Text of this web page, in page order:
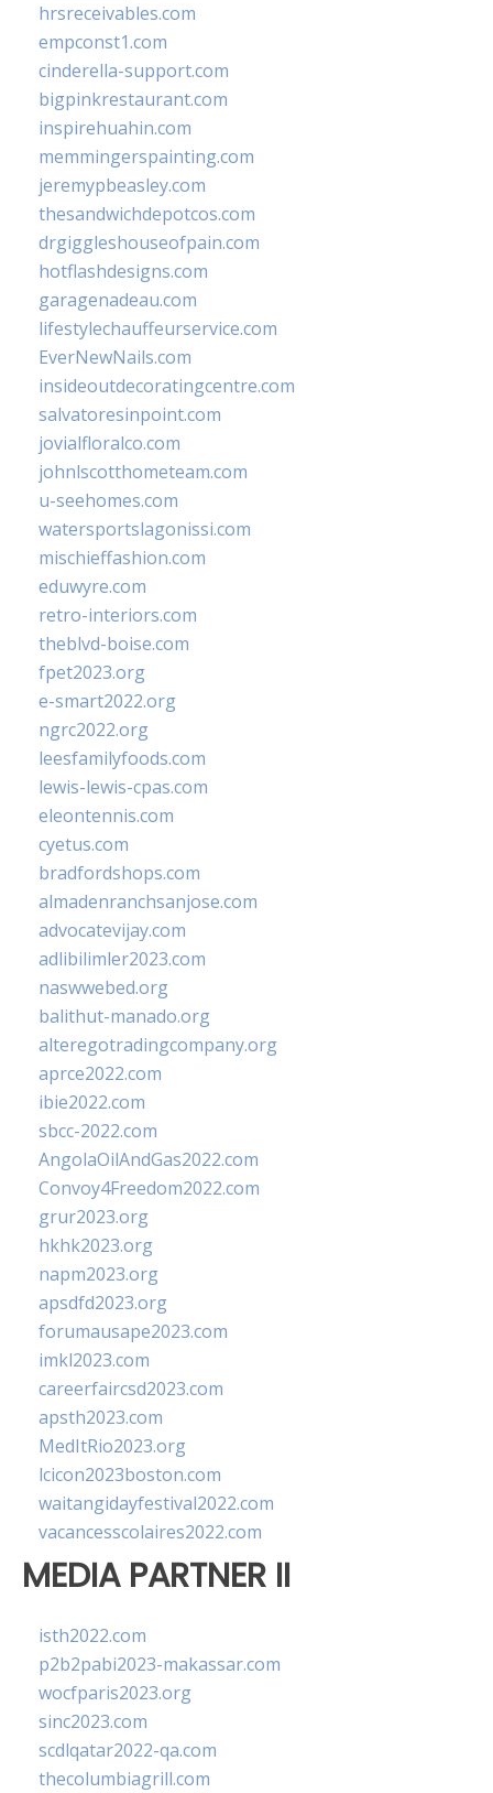
hrsreceivables.com
empconst1.com
cinderella-support.com
bigpinkrestaurant.com
inspirehuahin.com
memmingerspainting.com
jeremypbeasley.com
thesandwichdepotcos.com
drgiggleshouseofpain.com
hotflashdesigns.com
garagenadeau.com
lifestylechauffeurservice.com
EverNewNails.com
insideoutdecoratingcentre.com
salvatoresinpoint.com
jovialfloralco.com
johnlscotthometeam.com
u-seehomes.com
watersportslagonissi.com
mischieffashion.com
eduwyre.com
retro-interiors.com
theblvd-boise.com
fpet2023.org
e-smart2022.org
ngrc2022.org
leesfamilyfoods.com
lewis-lewis-cpas.com
eleontennis.com
cyetus.com
bradfordshops.com
almadenranchsanjose.com
advocatevijay.com
adlibilimler2023.com
naswwebed.org
balithut-manado.org
alteregotradingcompany.org
aprce2022.com
ibie2022.com
sbcc-2022.com
AngolaOilAndGas2022.com
Convoy4Freedom2022.com
grur2023.org
hkhk2023.org
napm2023.org
apsdfd2023.org
forumausape2023.com
imkl2023.com
careerfaircsd2023.com
apsth2023.com
MedItRio2023.org
lcicon2023boston.com
waitangidayfestival2022.com
vacancesscolaires2022.com
MEDIA PARTNER II
isth2022.com
p2b2pabi2023-makassar.com
wocfparis2023.org
sinc2023.com
scdlqatar2022-qa.com
thecolumbiagrill.com